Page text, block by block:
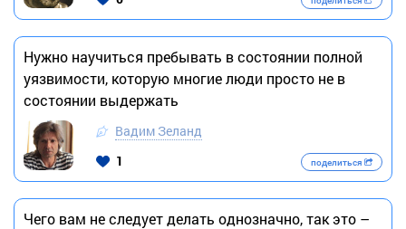
Нужно научиться пребывать в состоянии полной
уязвимости, которую многие люди просто не в
состоянии выдержать
Вадим Зеланд
1
поделиться
Чего вам не следует делать однозначно, так это –